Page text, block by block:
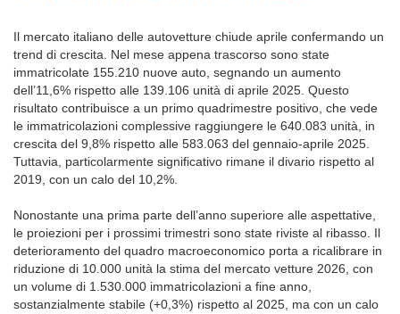
Il mercato italiano delle autovetture chiude aprile confermando un
trend di crescita. Nel mese appena trascorso sono state
immatricolate 155.210 nuove auto, segnando un aumento
dell’11,6% rispetto alle 139.106 unità di aprile 2025. Questo
risultato contribuisce a un primo quadrimestre positivo, che vede
le immatricolazioni complessive raggiungere le 640.083 unità, in
crescita del 9,8% rispetto alle 583.063 del gennaio-aprile 2025.
Tuttavia, particolarmente significativo rimane il divario rispetto al
2019, con un calo del 10,2%.
Nonostante una prima parte dell’anno superiore alle aspettative,
le proiezioni per i prossimi trimestri sono state riviste al ribasso. Il
deterioramento del quadro macroeconomico porta a ricalibrare in
riduzione di 10.000 unità la stima del mercato vetture 2026, con
un volume di 1.530.000 immatricolazioni a fine anno,
sostanzialmente stabile (+0,3%) rispetto al 2025, ma con un calo